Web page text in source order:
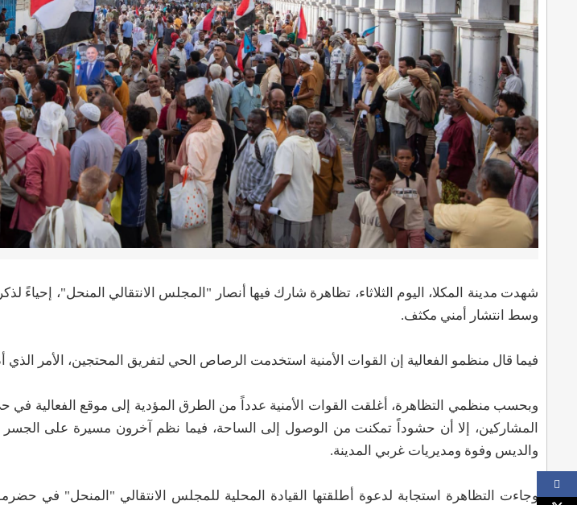
وسط انتشار أمني مكثف.
فيما قال منظمو الفعالية إن القوات الأمنية استخدمت الرصاص الحي لتفريق المحتجين، الأمر
وبحسب منظمي التظاهرة، أغلقت القوات الأمنية عدداً من الطرق المؤدية إلى موقع الفعالية في
المشاركين، إلا أن حشوداً تمكنت من الوصول إلى الساحة، فيما نظم آخرون مسيرة على الجسر
والديس وفوة ومديريات غربي المدينة.
وجاءت التظاهرة استجابة لدعوة أطلقتها القيادة المحلية للمجلس الانتقالي "المنحل" في